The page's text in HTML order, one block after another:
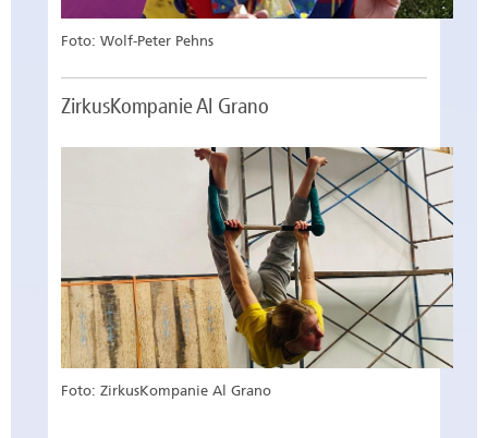
Foto: Wolf-Peter Pehns
ZirkusKompanie Al Grano
Foto: ZirkusKompanie Al Grano